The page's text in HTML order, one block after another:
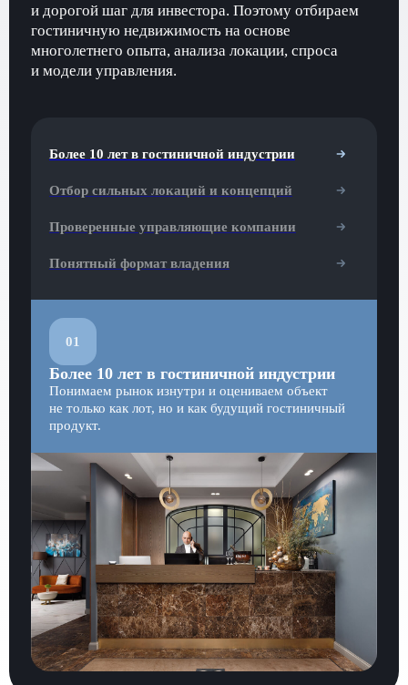
и дорогой шаг для инвестора. Поэтому отбираем
гостиничную недвижимость на основе
многолетнего опыта, анализа локации, спроса
и модели управления.
Более 10 лет в гостиничной индустрии
Отбор сильных локаций и концепций
Проверенные управляющие компании
Понятный формат владения
01
Более 10 лет в гостиничной индустрии
Понимаем рынок изнутри и оцениваем объект
не только как лот, но и как будущий гостиничный
продукт.